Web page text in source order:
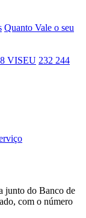
Quanto Vale o seu
VISEU 232 244
junto do Banco de
com o número